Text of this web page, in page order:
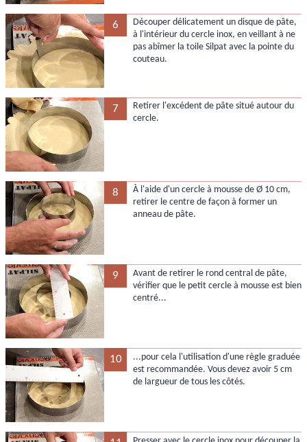
6
Découper délicatement un disque de pâte,
à l'intérieur du cercle inox, en veillant à ne
pas abîmer la toile Silpat avec la pointe du
couteau.
7
Retirer l'excédent de pâte situé autour du
cercle.
8
À l'aide d'un cercle à mousse de Ø 10 cm,
retirer le centre de façon à former un
anneau de pâte.
9
Avant de retirer le rond central de pâte,
vérifier que le petit cercle à mousse est bien
centré...
10
...pour cela l'utilisation d'une règle graduée
est recommandée. Vous devez avoir 5 cm
de largueur de tous les côtés.